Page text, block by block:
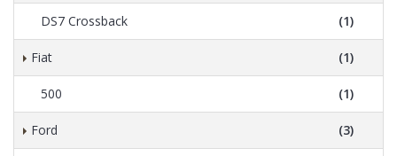
DS7 Crossback (1)
Fiat (1)
500 (1)
Ford (3)